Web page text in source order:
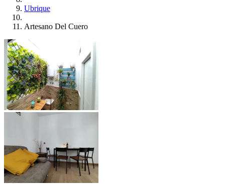
Ubrique
Artesano Del Cuero